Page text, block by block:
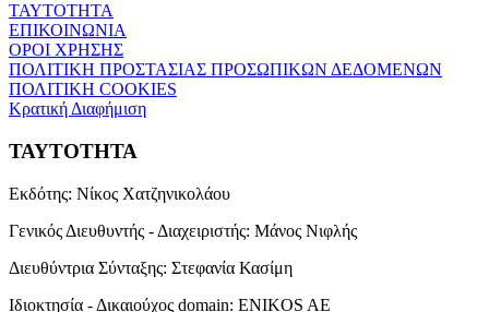
ΤΑΥΤΟΤΗΤΑ
ΕΠΙΚΟΙΝΩΝΙΑ
ΟΡΟΙ ΧΡΗΣΗΣ
ΠΟΛΙΤΙΚΗ ΠΡΟΣΤΑΣΙΑΣ ΠΡΟΣΩΠΙΚΩΝ ΔΕΔΟΜΕΝΩΝ
ΠΟΛΙΤΙΚΗ COOKIES
Κρατική Διαφήμιση
ΤΑΥΤΟΤΗΤΑ
Εκδότης: Νίκος Χατζηνικολάου
Γενικός Διευθυντής - Διαχειριστής: Μάνος Νιφλής
Διευθύντρια Σύνταξης: Στεφανία Κασίμη
Ιδιοκτησία - Δικαιούχος domain: ENIKOS AE